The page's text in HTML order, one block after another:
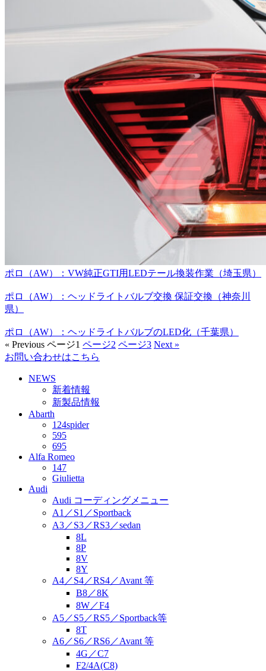
ポロ（AW）：VW純正GTI用LEDテール換装作業（埼玉県）
ポロ（AW）：ヘッドライトバルブ交換 保証交換（神奈川
県）
ポロ（AW）：ヘッドライトバルブのLED化（千葉県）
« Previous ページ1 ページ2 ページ3 Next »
お問い合わせはこちら
NEWS
新着情報
新製品情報
Abarth
124spider
595
695
Alfa Romeo
147
Giulietta
Audi
Audi コーディングメニュー
A1／S1／Sportback
A3／S3／RS3／sedan
8L
8P
8V
8Y
A4／S4／RS4／Avant 等
B8／8K
8W／F4
A5／S5／RS5／Sportback等
8T
A6／S6／RS6／Avant 等
4G／C7
F2/4A(C8)